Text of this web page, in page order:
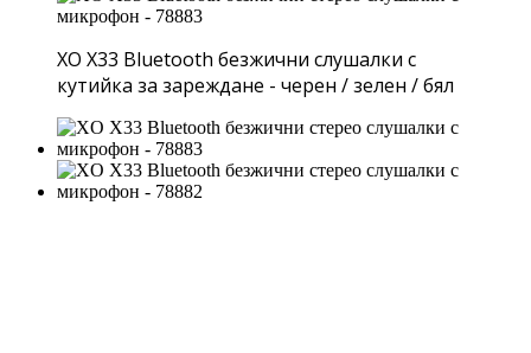
XO X33 Bluetooth безжични слушалки с
кутийка за зареждане - черен / зелен / бял